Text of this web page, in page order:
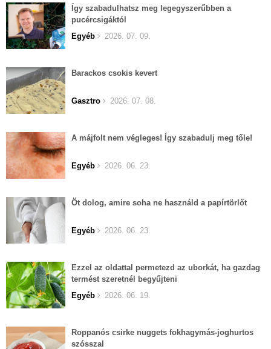
Így szabadulhatsz meg legegyszerűbben a
pucércsigáktól
Egyéb
2026. 07. 09.
Barackos csokis kevert
Gasztro 2026. 07. 08.
A májfolt nem végleges! Így szabadulj meg tőle!
Egyéb 2026. 06. 23.
Öt dolog, amire soha ne használd a papírtörlőt
Egyéb 2026. 06. 23.
Ezzel az oldattal permetezd az uborkát, ha gazdag
termést szeretnél begyűjteni
Egyéb
2026. 06. 19.
Roppanós csirke nuggets fokhagymás-joghurtos
szósszal